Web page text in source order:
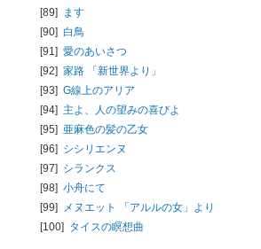
[89] ます
[90] 白鳥
[91] 愛のあいさつ
[92] 家路 「新世界より」
[93] G線上のアリア
[94] 主よ、人の望みの喜びよ
[95] 亜麻色の髪の乙女
[96] シシリエンヌ
[97] シランクス
[98] 小舟にて
[99] メヌエット 「アルルの女」より
[100] タイスの瞑想曲